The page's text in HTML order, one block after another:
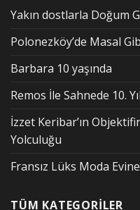
Yakın dostlarla Doğum
Polonezköy’de Masal
Barbara 10 yaşında
Remos İle Sahnede 10.
İzzet Keribar’ın
Yolculuğu
Fransız Lüks Moda
TÜM KATEGORİLER